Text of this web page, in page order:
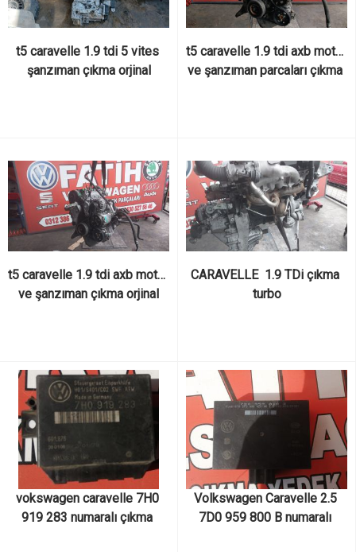
t5 caravelle 1.9 tdi 5 vites
şanzıman çıkma orjinal
t5 caravelle 1.9 tdi axb motor
ve şanzıman parcaları çıkma
t5 caravelle 1.9 tdi axb motor
ve şanzıman çıkma orjinal
CARAVELLE  1.9 TDi çıkma
turbo
vokswagen caravelle 7H0
919 283 numaralı çıkma
Volkswagen Caravelle 2.5
7D0 959 800 B numaralı